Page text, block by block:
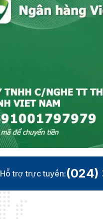
Hỗ trợ trực tuyến:(024)